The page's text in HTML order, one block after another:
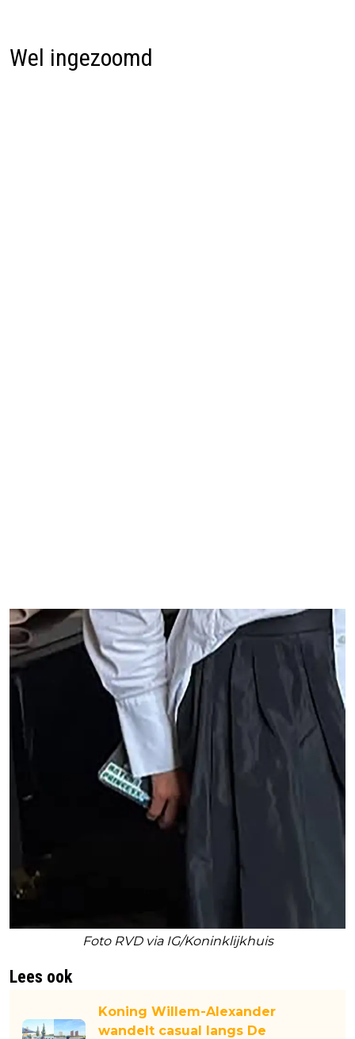
Wel ingezoomd
Foto RVD via IG/Koninklijkhuis
Lees ook
Koning Willem-Alexander
wandelt casual langs De